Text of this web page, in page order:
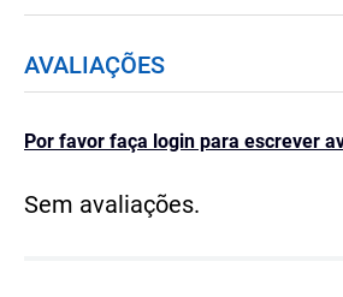
AVALIAÇÕES
Por favor faça login para escrever
Sem avaliações.